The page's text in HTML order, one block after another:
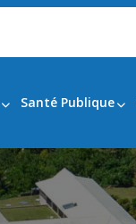
Santé Publique